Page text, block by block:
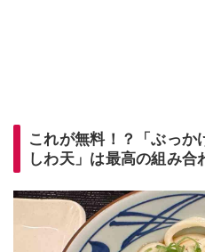
これが無料！？「ぶっ
しわ天」は最高の組み合